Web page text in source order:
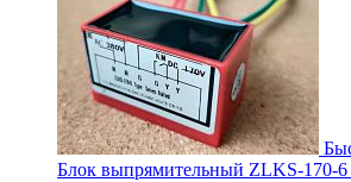
Блок выпрямительный ZLKS-170-6